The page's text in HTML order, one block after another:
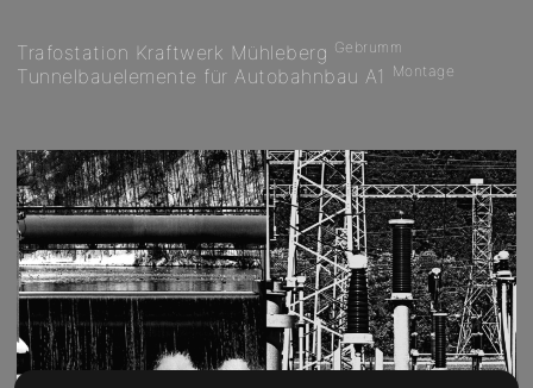
Trafostation Kraftwerk Mühleberg Gebrumm
Tunnelbauelemente für Autobahnbau A1 Montage